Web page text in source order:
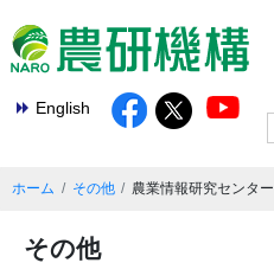
English
ホーム その他 農業情報研究センター
その他